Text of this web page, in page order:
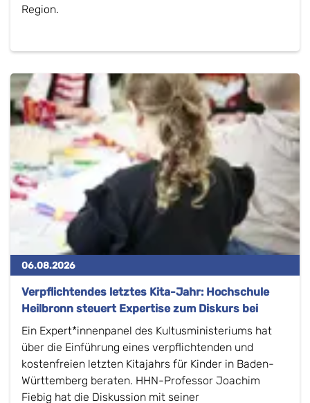
Region.
06.08.2026
Verpflichtendes letztes Kita-Jahr: Hochschule
Heilbronn steuert Expertise zum Diskurs bei
Ein Expert*innenpanel des Kultusministeriums hat
über die Einführung eines verpflichtenden und
kostenfreien letzten Kitajahrs für Kinder in Baden-
Württemberg beraten. HHN-Professor Joachim
Fiebig hat die Diskussion mit seiner